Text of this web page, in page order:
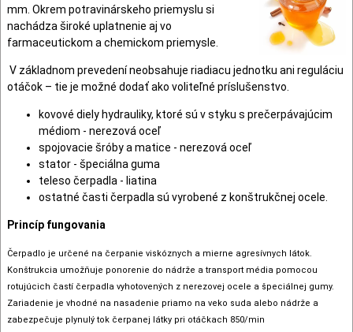
mm. Okrem potravinárskeho priemyslu si
nachádza široké uplatnenie aj vo
farmaceutickom a chemickom priemysle.
V základnom prevedení neobsahuje riadiacu jednotku ani reguláciu
otáčok – tie je možné dodať ako voliteľné príslušenstvo.
kovové diely hydrauliky, ktoré sú v styku s prečerpávajúcim
médiom - nerezová oceľ
spojovacie šróby a matice - nerezová oceľ
stator - špeciálna guma
teleso čerpadla - liatina
ostatné časti čerpadla sú vyrobené z konštrukčnej ocele.
Princíp fungovania
Čerpadlo je určené na čerpanie viskóznych a mierne agresívnych látok.
Konštrukcia umožňuje ponorenie do nádrže a transport média pomocou
rotujúcich častí čerpadla vyhotovených z nerezovej ocele a špeciálnej gumy.
Zariadenie je vhodné na nasadenie priamo na veko suda alebo nádrže a
zabezpečuje plynulý tok čerpanej látky pri otáčkach 850/min